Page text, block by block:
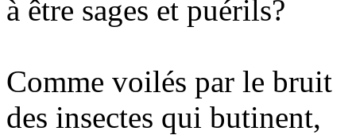
à être sages et puérils?
Comme voilés par le bruit
des insectes qui butinent,